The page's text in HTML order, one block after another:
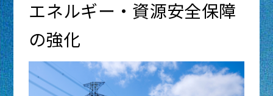
小麦や大豆等、海外依存度の高い品目の生産性
向上等を支援するとともに、生産資材や資料に
ついても安定供給を図りながら、海外産品の使
用低減や国内産品の代替転換、環境負荷低減の
取組等を進めるための支援を行います。
次世代の担い手の育成・確保や、鳥獣被害対策
農林水産省HP：輸出促進対策の概要
閉じる
エネルギー・資源安全保障
の強化